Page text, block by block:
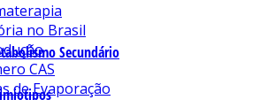
Secundário
no Brasil
CAS
de Evaporação